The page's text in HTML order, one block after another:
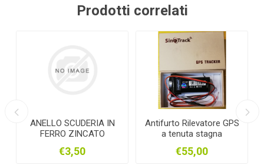
Prodotti correlati
IN
Antifurto Rilevatore GPS
a tenuta stagna
ATTACCO A
PER GIUNZIONE